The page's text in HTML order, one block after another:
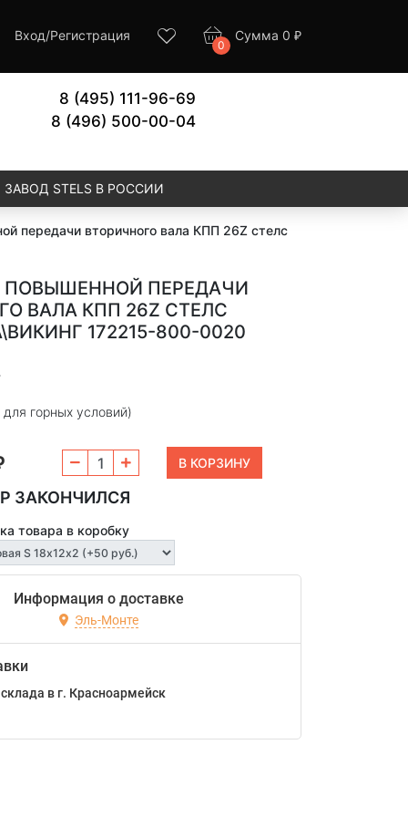
Вход/Регистрация
0
Сумма 0 ₽
8 (495) 111-96-69
8 (496) 500-00-04
ЗАВОД STELS В РОССИИ
передачи вторичного вала КПП 26Z стелс
ПОВЫШЕННОЙ ПЕРЕДАЧИ
ВАЛА КПП 26Z СТЕЛС
172215-800-0020
горных условий)
ЗАКОНЧИЛСЯ
товара в коробку
Информация о доставке
Эль-Монте
в г. Красноармейск